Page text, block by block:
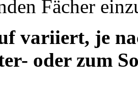
Fächer
variiert, je
oder zum